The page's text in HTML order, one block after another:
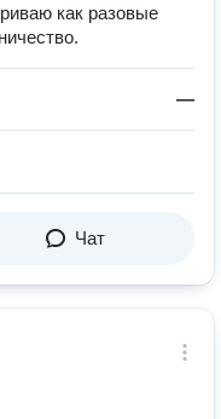
как разовые
—
Чат